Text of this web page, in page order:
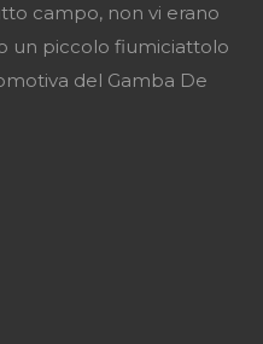
campo, non vi erano
un piccolo fiumiciattolo
del Gamba De